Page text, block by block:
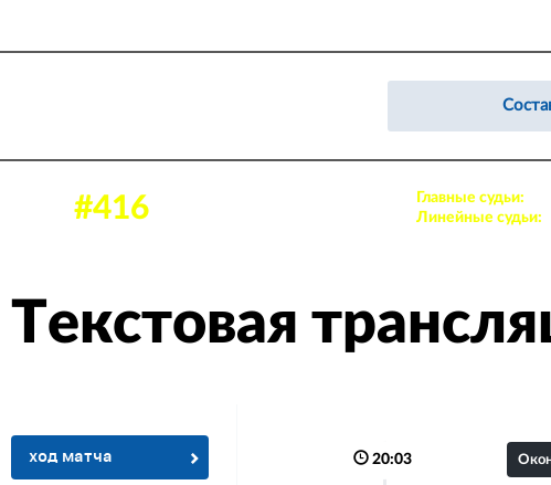
#416 Главные судьи:
Линейные судьи:
Текстовая
ход матча 20:03